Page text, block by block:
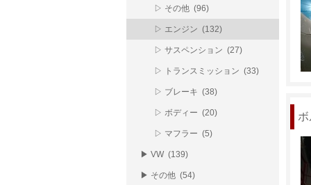
▷ その他 (96)
▷ エンジン (132)
▷ サスペンション (27)
▷ トランスミッション (33)
▷ ブレーキ (38)
▷ ボディー (20)
▷ マフラー (5)
▶ VW (139)
▶ その他 (54)